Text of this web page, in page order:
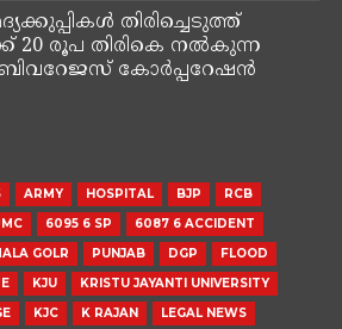
തിരിച്ചെടുത്ത്
20 രൂപ തിരികെ നല്‍കുന്ന
ബിവറേജസ് കോർപ്പറേഷൻ
ARMY HOSPITAL BJP
RCB
6095 6 SP
6087 6 ACCIDENT
GOLR PUNJAB DGP
FLOOD
KJU
KRISTU JAYANTI UNIVERSITY
KJC K RAJAN LEGAL NEWS